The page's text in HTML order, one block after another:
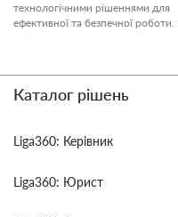
технологічними рішеннями для
ефективної та безпечної роботи.
Каталог рішень
Liga360: Керівник
Liga360: Юрист